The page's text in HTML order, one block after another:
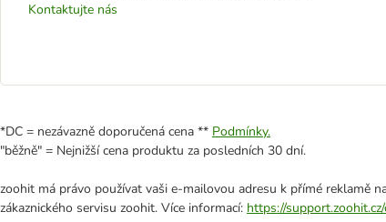
Kontaktujte nás
*DC = nezávazně doporučená cena ** Podmínky.
"běžně" = Nejnižší cena produktu za posledních 30 dní.
zoohit má právo používat vaši e-mailovou adresu k přímé reklamě
zákaznického servisu zoohit. Více informací: https://